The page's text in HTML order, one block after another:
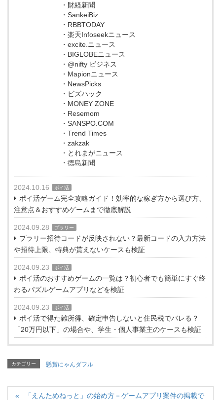
・財経新聞
・SankeiBiz
・RBBTODAY
・楽天Infoseekニュース
・excite.ニュース
・BIGLOBEニュース
・@nifty ビジネス
・Mapionニュース
・NewsPicks
・ビズハック
・MONEY ZONE
・Resemom
・SANSPO.COM
・Trend Times
・zakzak
・とれまがニュース
・徳島新聞
2024.10.16 ポイ活
ポイ活ゲーム完全攻略ガイド！効率的な稼ぎ方から選び方、
注意点＆おすすめゲームまで徹底解説
2024.09.28 プラリー
プラリー招待コードが反映されない？最新コードの入力方法
や招待上限、特典が貰えないケースも検証
2024.09.23 ポイ活
ポイ活のおすすめゲームの一覧は？初心者でも簡単にすぐ終
わるパズルゲームアプリなどを検証
2024.09.23 ポイ活
ポイ活で得た雑所得、確定申告しないと住民税でバレる？
「20万円以下」の場合や、学生・個人事業主のケースも検証
カテゴリー 懸賞にゃんダフル
「えんためねっと」の始め方－ゲームアプリ案件の掲載で